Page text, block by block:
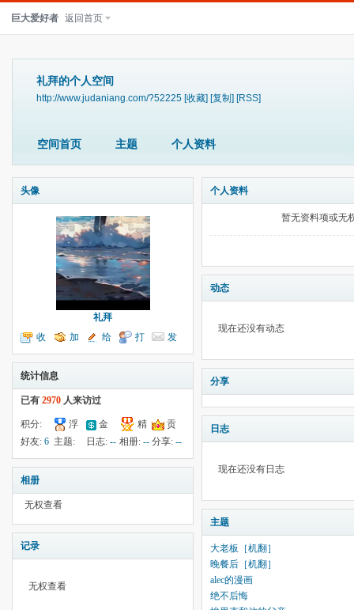
巨大爱好者 返回首页
礼拜的个人空间
http://www.judaniang.com/?52225 [收藏] [复制] [RSS]
空间首页 主题 个人资料
头像
礼拜
收
听TA
加
为好友
给
我留言
打
个招呼
发
送消息
统计信息
已有 2970 人来访过
积分:
71
浮
云:
金
钱:3
精
华:--
贡
献:--
好友: 6 主题:
24
日志:-- 相册: -- 分享:--
相册
无权查看
记录
无权查看
个人资料
暂无资料项或无
动态
现在还没有动态
分享
日志
现在还没有日志
主题
大老板［机翻］
晚餐后［机翻］
alec的漫画
绝不后悔